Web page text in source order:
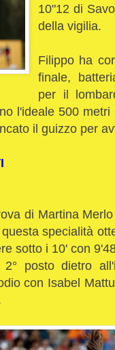
10"12 di
della vigilia.
Filippo ha
finale,
per il
l'ideale 500
il guizzo per
di Martina
specialità
sotto i 10' con
posto dietro
con Isabel